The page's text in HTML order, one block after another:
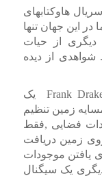
هاوکتابهای
در این جهان تنها
دیگری از حیات
شواهدی از دیده
در سال 1960 ستاره شناسی به نام Frank Drake یک
زمین تنظیم
فضایی ,فقط
زمین دریافت
یافتن موجودات
سال 1977 برنامه دیگری یک سیگنال